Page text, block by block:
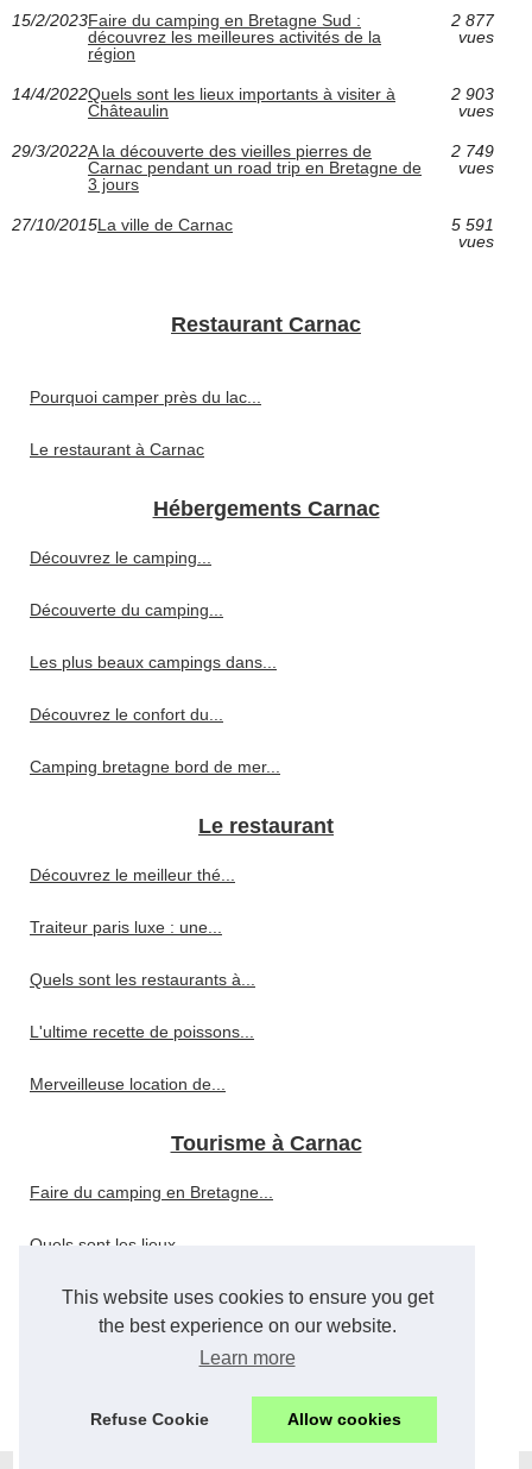
This website uses cookies to ensure you get
the best experience on our website.
Learn more
Refuse Cookie Allow cookies
15/2/2023Faire du camping en Bretagne Sud :
découvrez les meilleures activités de la
région
2 877
vues
14/4/2022Quels sont les lieux importants à visiter à
Châteaulin
2 903
vues
29/3/2022A la découverte des vieilles pierres de
Carnac pendant un road trip en Bretagne de
3 jours
2 749
vues
27/10/2015La ville de Carnac
5 591
vues
Restaurant Carnac
Pourquoi camper près du lac...
Le restaurant à Carnac
Hébergements Carnac
Découvrez le camping...
Découverte du camping...
Les plus beaux campings dans...
Découvrez le confort du...
Camping bretagne bord de mer...
Le restaurant
Découvrez le meilleur thé...
Traiteur paris luxe : une...
Quels sont les restaurants à...
L'ultime recette de poissons...
Merveilleuse location de...
Tourisme à Carnac
Faire du camping en Bretagne...
Quels sont les lieux...
A la découverte des vieilles...
Suggestion de restaurants...